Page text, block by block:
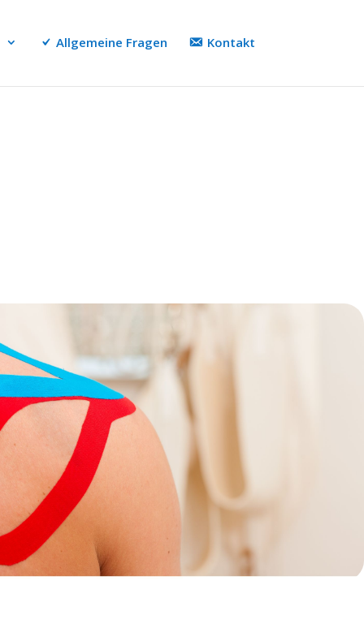
Allgemeine Fragen Kontakt